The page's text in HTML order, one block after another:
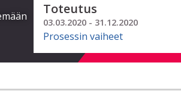
Toteutus
03.03.2020 - 31.12.2020
Prosessin vaiheet